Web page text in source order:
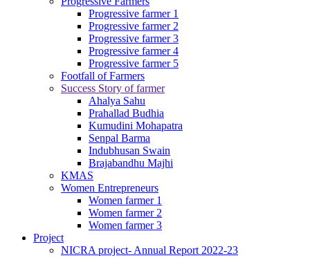
Progressive farmer 1
Progressive farmer 2
Progressive farmer 3
Progressive farmer 4
Progressive farmer 5
Footfall of Farmers
Success Story of farmer
Ahalya Sahu
Prahallad Budhia
Kumudini Mohapatra
Senpal Barma
Indubhusan Swain
Brajabandhu Majhi
KMAS
Women Entrepreneurs
Women farmer 1
Women farmer 2
Women farmer 3
Project
NICRA project- Annual Report 2022-23